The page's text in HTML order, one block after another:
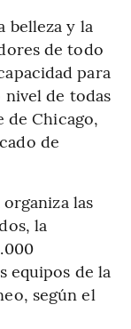
belleza y la
de todo
para
nivel de todas
de Chicago,
de
las
la
equipos de la
según el